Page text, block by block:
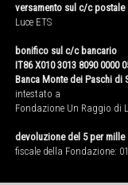
versamento sul c/c postale
Luce ETS
bonifico sul c/c bancario
IT86 X010 3013 8090 0000
Banca Monte dei Paschi di
intestato a
Fondazione Un Raggio di
devoluzione del 5 per mille
fiscale della Fondazione: